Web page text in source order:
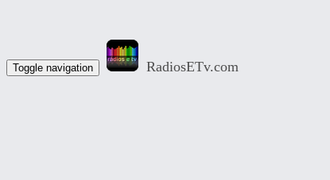
Toggle navigation RadiosETv.com